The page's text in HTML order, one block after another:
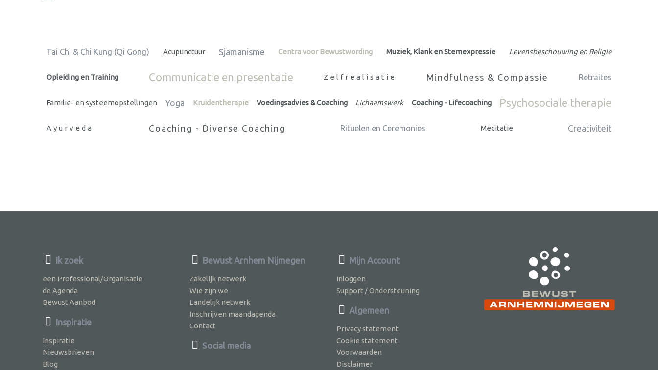
Tai Chi & Chi Kung (Qi Gong) Acupunctuur Sjamanisme Centra voor Bewustwording Muziek, Klank en Stemexpressie Levensbeschouwing en Religie
Opleiding en Training Communicatie en presentatie Zelfrealisatie Mindfulness & Compassie Retraites
Familie- en systeemopstellingen Yoga Kruidentherapie Voedingsadvies & Coaching Lichaamswerk Coaching - Lifecoaching Psychosociale therapie
Ayurveda Coaching - Diverse Coaching Rituelen en Ceremonies Meditatie Creativiteit
Ik zoek
een Professional/Organisatie
de Agenda
Bewust Aanbod
Inspiratie
Inspiratie
Nieuwsbrieven
Blog
Bewust Arnhem Nijmegen
Zakelijk netwerk
Wie zijn we
Landelijk netwerk
Inschrijven maandagenda
Contact
Social media
Mijn Account
Inloggen
Support / Ondersteuning
Algemeen
Privacy statement
Cookie statement
Voorwaarden
Disclaimer